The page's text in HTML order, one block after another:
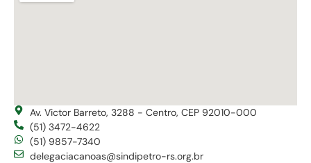
Av. Victor Barreto, 3288 - Centro, CEP 92010-000
(51) 3472-4622
(51) 9857-7340
delegaciacanoas@sindipetro-rs.org.br